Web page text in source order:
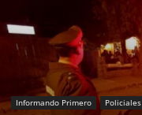
Informando Primero Policiales